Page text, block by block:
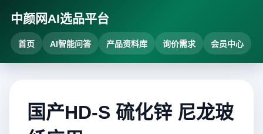
中颜网AI选品平台
首页 AI智能问答 产品资料库 询价需求 会员中心
国产HD-S 硫化锌 尼龙玻